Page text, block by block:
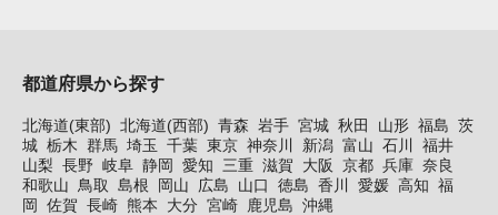
都道府県から探す
北海道(東部) 北海道(西部) 青森 岩手 宮城 秋田 山形 福島 茨
城 栃木 群馬 埼玉 千葉 東京 神奈川 新潟 富山 石川
福井
山梨 長野 岐阜 静岡 愛知 三重 滋賀 大阪 京都 兵庫 奈良
和歌山
鳥取 島根 岡山 広島 山口 徳島 香川 愛媛 高知 福
岡
佐賀 長崎 熊本 大分 宮崎 鹿児島 沖縄